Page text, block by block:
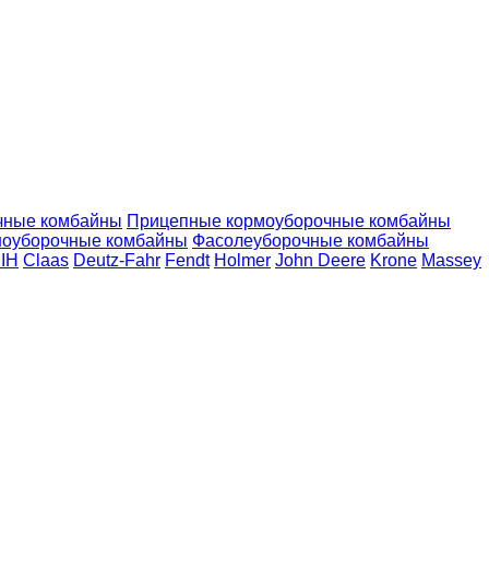
комбайны Прицепные кормоуборочные комбайны
комбайны Фасолеуборочные комбайны
Claas Deutz-Fahr Fendt Holmer John Deere Krone Massey